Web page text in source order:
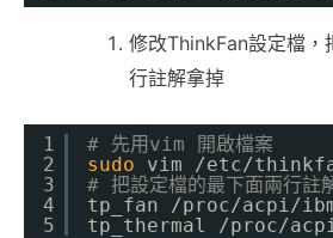
修改ThinkFan設定檔，
行註解拿掉
1
2
3
4
5
# 先用vim 開啟檔案
sudo
vim /etc/
# 把設定檔的最下面兩行註
tp_fan /proc/acpi/
tp_thermal /proc/